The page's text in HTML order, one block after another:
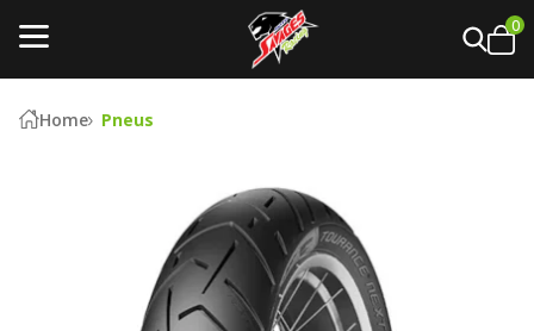
0
Home Pneus